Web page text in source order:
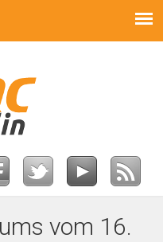
vom 16.